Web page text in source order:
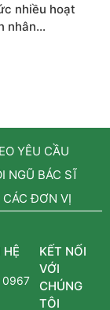
nhiều hoạt
nhân…
YÊU CẦU
NGŨ BÁC SĨ
CÁC ĐƠN VỊ
HỆ
0967
KẾT NỐI
VỚI
CHÚNG
TÔI